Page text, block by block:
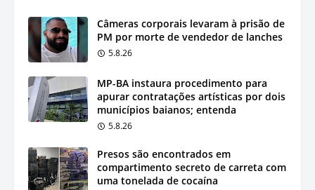
Câmeras corporais levaram à prisão de
PM por morte de vendedor de lanches
5.8.26
MP-BA instaura procedimento para
apurar contratações artísticas por dois
municípios baianos; entenda
5.8.26
Presos são encontrados em
compartimento secreto de carreta com
uma tonelada de cocaína